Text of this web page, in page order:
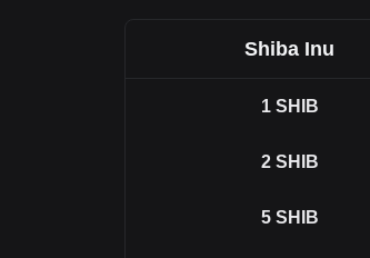
Shiba Inu
1 SHIB
2 SHIB
5 SHIB